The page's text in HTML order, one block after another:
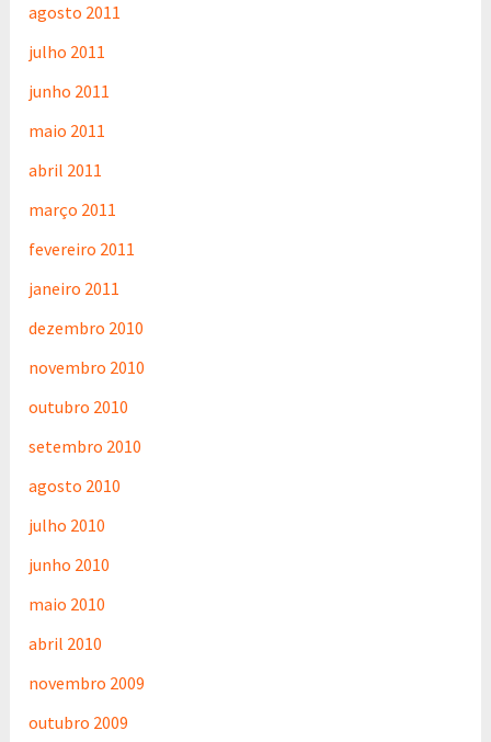
agosto 2011
julho 2011
junho 2011
maio 2011
abril 2011
março 2011
fevereiro 2011
janeiro 2011
dezembro 2010
novembro 2010
outubro 2010
setembro 2010
agosto 2010
julho 2010
junho 2010
maio 2010
abril 2010
novembro 2009
outubro 2009